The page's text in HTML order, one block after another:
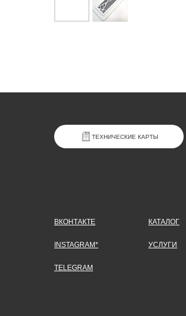
ТЕХНИЧЕСКИЕ КАРТЫ
TELEGRAM
INSTAGRAM*
ВКОНТАКТЕ
УСЛУГИ
КАТАЛОГ